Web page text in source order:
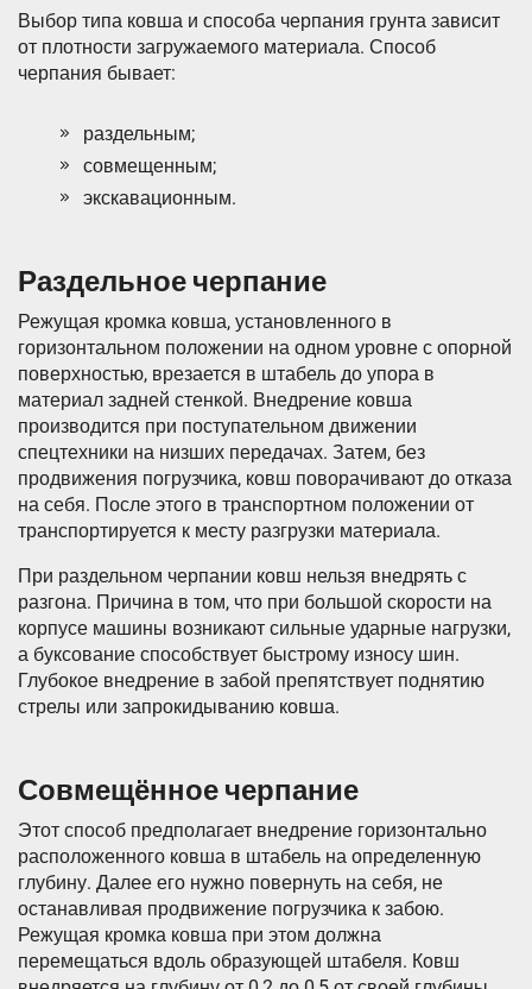
Выбор типа ковша и способа черпания грунта зависит
от плотности загружаемого материала. Способ
черпания бывает:
раздельным;
совмещенным;
экскавационным.
Раздельное черпание
Режущая кромка ковша, установленного в
горизонтальном положении на одном уровне с опорной
поверхностью, врезается в штабель до упора в
материал задней стенкой. Внедрение ковша
производится при поступательном движении
спецтехники на низших передачах. Затем, без
продвижения погрузчика, ковш поворачивают до отказа
на себя. После этого в транспортном положении от
транспортируется к месту разгрузки материала.
При раздельном черпании ковш нельзя внедрять с
разгона. Причина в том, что при большой скорости на
корпусе машины возникают сильные ударные нагрузки,
а буксование способствует быстрому износу шин.
Глубокое внедрение в забой препятствует поднятию
стрелы или запрокидыванию ковша.
Совмещённое черпание
Этот способ предполагает внедрение горизонтально
расположенного ковша в штабель на определенную
глубину. Далее его нужно повернуть на себя, не
останавливая продвижение погрузчика к забою.
Режущая кромка ковша при этом должна
перемещаться вдоль образующей штабеля. Ковш